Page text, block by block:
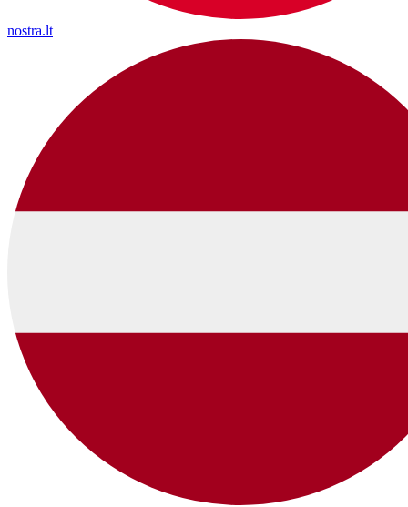
nostra.lt